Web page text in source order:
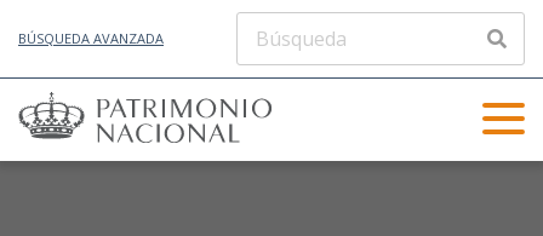
BÚSQUEDA AVANZADA